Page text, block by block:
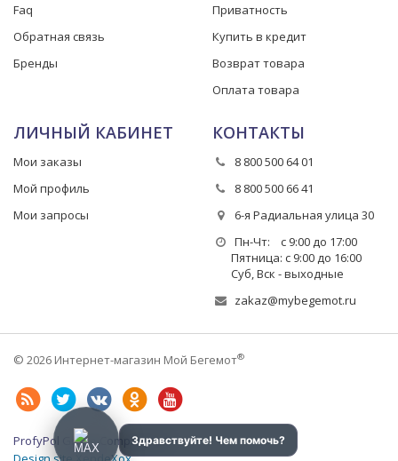
Faq
Обратная связь
Бренды
Приватность
Купить в кредит
Возврат товара
Оплата товара
ЛИЧНЫЙ КАБИНЕТ
Мои заказы
Мой профиль
Мои запросы
КОНТАКТЫ
8 800 500 64 01
8 800 500 66 41
6-я Радиальная улица 30
Пн-Чт: с 9:00 до 17:00
Пятница: с 9:00 до 16:00
Суб, Вск - выходные
zakaz@mybegemot.ru
© 2026 Интернет-магазин Мой Бегемот®
ProfyPol Group Company LLC